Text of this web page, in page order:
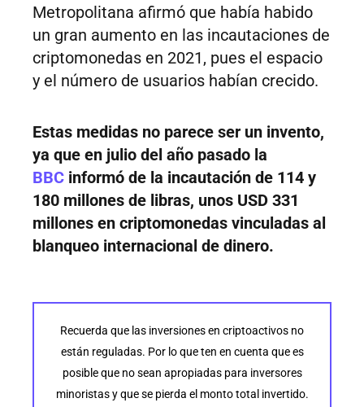
Metropolitana afirmó que había habido
un gran aumento en las incautaciones de
criptomonedas en 2021, pues el espacio
y el número de usuarios habían crecido.
Estas medidas no parece ser un invento,
ya que en julio del año pasado la
BBC informó de la incautación de 114 y
180 millones de libras, unos USD 331
millones en criptomonedas vinculadas al
blanqueo internacional de dinero.
Recuerda que las inversiones en criptoactivos no
están reguladas. Por lo que ten en cuenta que es
posible que no sean apropiadas para inversores
minoristas y que se pierda el monto total invertido.